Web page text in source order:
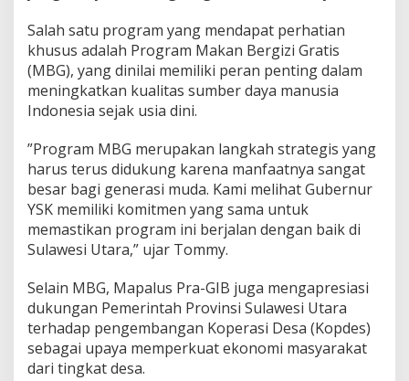
e
Y
S
K
K
w
a
l
P
r
o
g
r
m
P
r
a
b
Salah satu program yang mendapat perhatian
khusus adalah Program Makan Bergizi Gratis
(MBG), yang dinilai memiliki peran penting dalam
meningkatkan kualitas sumber daya manusia
Indonesia sejak usia dini.
‎”Program MBG merupakan langkah strategis yang
harus terus didukung karena manfaatnya sangat
besar bagi generasi muda. Kami melihat Gubernur
YSK memiliki komitmen yang sama untuk
memastikan program ini berjalan dengan baik di
Sulawesi Utara,” ujar Tommy.
Selain MBG, Mapalus Pra-GIB juga mengapresiasi
dukungan Pemerintah Provinsi Sulawesi Utara
terhadap pengembangan Koperasi Desa (Kopdes)
sebagai upaya memperkuat ekonomi masyarakat
dari tingkat desa.